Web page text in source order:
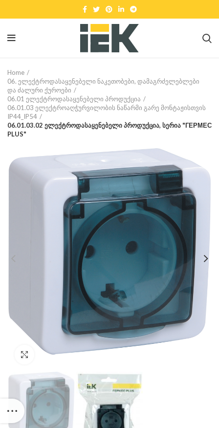
Home
06. ელექტროდასაყენებელი ნაკეთობები, დამაგრძელებლები
და ძალური ქუროები
06.01 ელექტროდასაყენებელი პროდუქცია
06.01.03 ელექტროაღჭურვილობის ნაწარმი გარე მონტაჟისთვის
IP44_IP54
06.01.03.02 ელექტროდასაყენებელი პროდუქცია, სერია "ГЕРМЕС
PLUS"
Click to enlarge